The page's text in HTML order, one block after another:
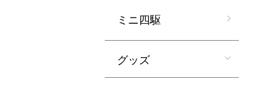
ミニ四駆
グッズ